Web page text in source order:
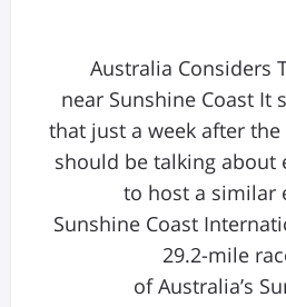
Australia Considers
near Sunshine Coast It
that just a week after the
should be talking about
to host a similar
Sunshine Coast
29.2-mile
of Australia’s